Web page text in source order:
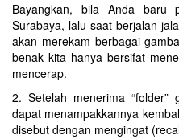
Bayangkan, bila Anda baru
Surabaya, lalu saat berjalan-
akan merekam berbagai
benak kita hanya bersifat
mencerap.
2. Setelah menerima
dapat menampakkannya
disebut dengan mengingat